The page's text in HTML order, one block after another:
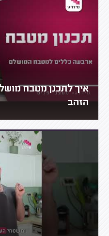
איך לתכנן מטבח
הזהב